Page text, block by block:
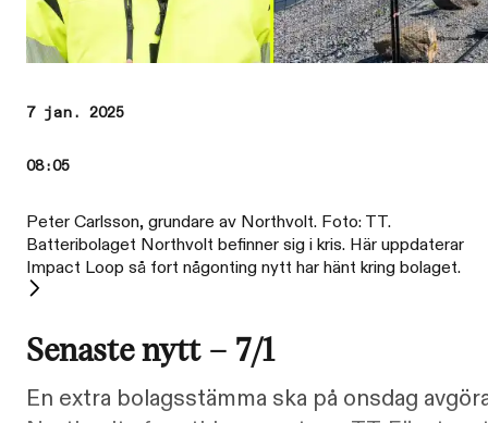
7 jan. 2025
08:05
Peter Carlsson, grundare av Northvolt. Foto: TT.
Batteribolaget Northvolt befinner sig i kris. Här uppdaterar
Impact Loop så fort någonting nytt har hänt kring bolaget.
Senaste nytt – 7/1
En extra bolagsstämma ska på onsdag